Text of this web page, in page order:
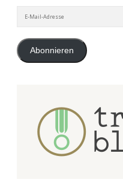
Mail-
Abonnieren